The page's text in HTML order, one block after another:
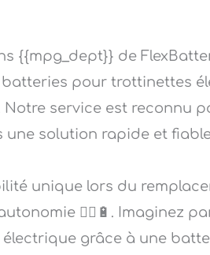
{{mpg_dept}} de
pour trottinettes
service est reconnu
une solution rapide et
unique lors du
🚴‍♂️🔋. Imaginez
grâce à une